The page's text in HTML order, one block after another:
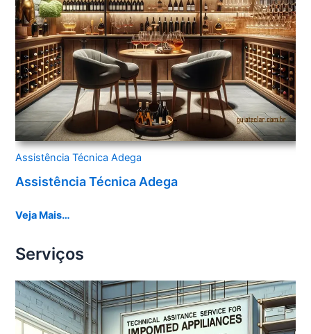
Assistência Técnica Adega
Assistência Técnica Adega
Veja Mais…
Serviços